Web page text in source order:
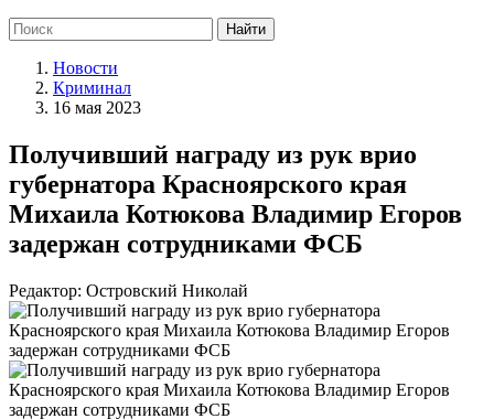
Новости
Криминал
16 мая 2023
Получивший награду из рук врио
губернатора Красноярского края
Михаила Котюкова Владимир Егоров
задержан сотрудниками ФСБ
Редактор: Островский Николай